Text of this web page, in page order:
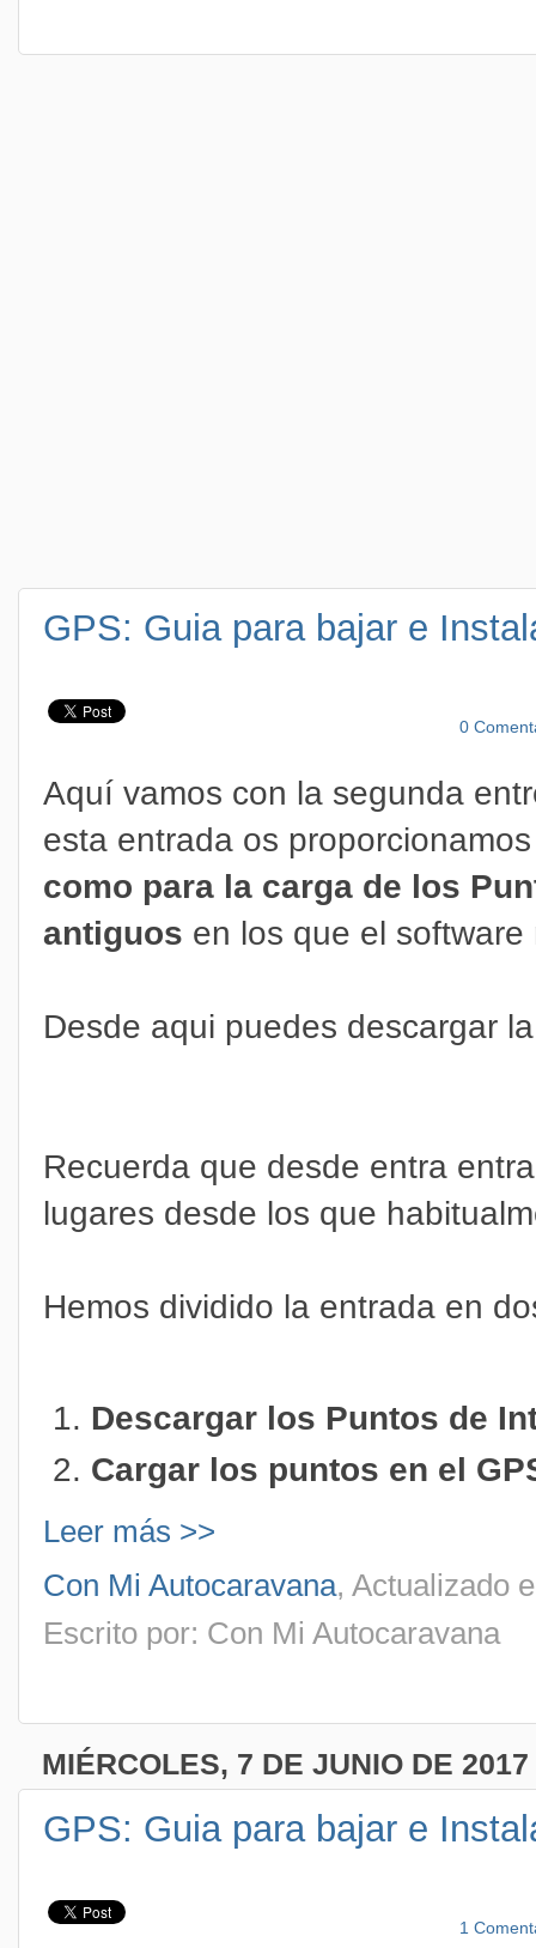
GPS: Guia para bajar e
0
Aquí vamos con la segunda
esta entrada os
como para la carga de los
antiguos en los que el
Desde aqui puedes descargar
Recuerda que desde entra
lugares desde los que
Hemos dividido la entrada en
Descargar los Puntos de
Cargar los puntos en el
Leer más >>
Con Mi Autocaravana, Actualizado
Escrito por: Con Mi Autocaravana
MIÉRCOLES, 7 DE JUNIO DE 2017
GPS: Guia para bajar e
1